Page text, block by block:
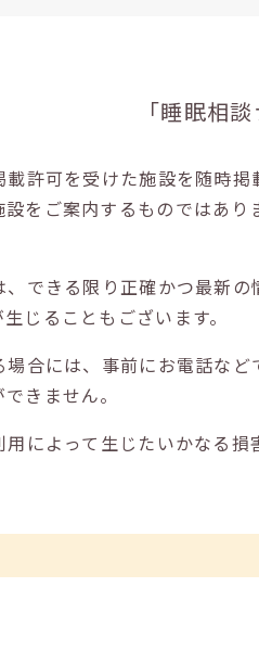
「睡眠相
載許可を受けた施設を随時
設をご案内するものではあ
、できる限り正確かつ最新
じることもございます。
場合には、事前にお電話な
きません。
用によって生じたいかなる